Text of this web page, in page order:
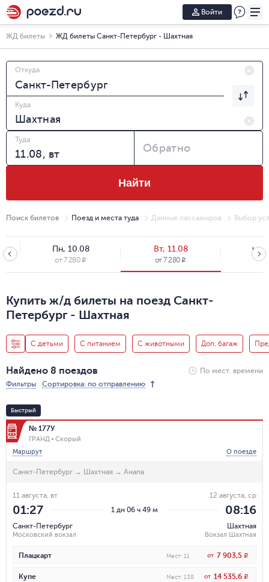
Войти
ЖД билеты ЖД билеты Санкт-Петербург - Шахтная
Откуда
Куда
Туда
Обратно
Найти
Поиск билетов Поезд и места туда Данные пассажиров Выбор
Пн, 10.08
от 7 280 R
Вт, 11.08
от7 280 R
Ср,
от7
Купить ж/д билеты на поезд Санкт-
Петербург - Шахтная
С детьми С питанием С животными Доп. багаж
Найдено 8 поездов
По мест. времени
Фильтры
Сортировка: по отправлению
Быстрый
№ 177У
ГРАНД
Скорый
Маршрут
О поезде
Санкт-Петербург → Шахтная → Анапа
1 дн 06 ч 49 м
11 августа, вт
01:27
Санкт-Петербург
Московский вокзал
12 августа, ср
08:16
Шахтная
Вокзал Шахтная
Плацкарт Мест: 11 от 7 903,5 R
Купе Мест: 138 от 14 535,6 R